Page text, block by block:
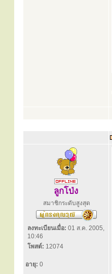
ลูกโป่ง
สมาชิกระดับสูงสุด
ลงทะเบียนเมื่อ: 01 ส.ค. 2005,
10:46
โพสต์: 12074
อายุ: 0